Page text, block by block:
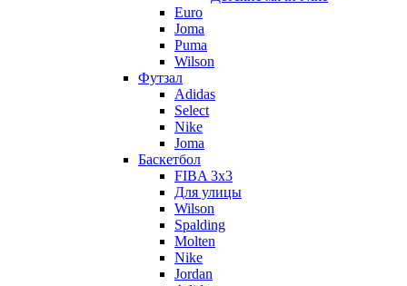
Euro
Joma
Puma
Wilson
Футзал
Adidas
Select
Nike
Joma
Баскетбол
FIBA 3x3
Для улицы
Wilson
Spalding
Molten
Nike
Jordan